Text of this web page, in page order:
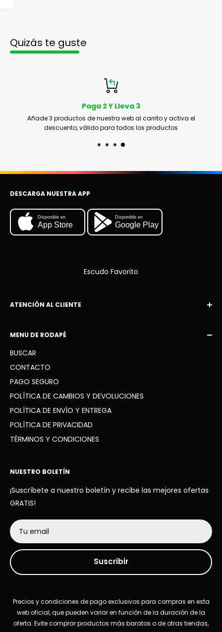
Quizás te guste
Paga 2 Y Lleva 3
Añade 3 productos de nuestra web al carrito y activa el
descuento, válido para todos los productos
DESCARGA NUESTRA APP
Disponible en
App Store
Disponible en
Google Play
Escudo Favorito
ATENCIÓN AL CLIENTE
WhatsApp: +34 936 41 91 63
MENU DE RODAPÉ
BUSCAR
CONTACTO
PAGO SEGURO
POLÍTICA DE CAMBIOS Y DEVOLUCIONES
POLÍTICA DE ENVÍO Y ENTREGA
POLÍTICA DE PRIVACIDAD
TÉRMINOS Y CONDICIONES
NUESTRO BOLETÍN
¡Suscríbete a nuestro boletín y recibe las mejores ofertas
GRATIS!
Tu email
Suscribir
Precios y condiciones de pago exclusivos para compras en esta
web oficial, que pueden variar en función de la duración de la
oferta. Evite comprar productos más baratos o de otras tiendas,